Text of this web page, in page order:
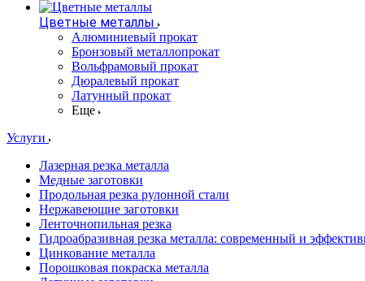
Цветные металлы
Алюминиевый прокат
Бронзовый металлопрокат
Вольфрамовый прокат
Дюралевый прокат
Латунный прокат
Еще
Услуги
Лазерная резка металла
Медные заготовки
Продольная резка рулонной стали
Нержавеющие заготовки
Ленточнопильная резка
Гидроабразивная резка металла: современный и
Цинкование металла
Порошковая покраска металла